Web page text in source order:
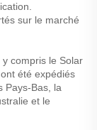
sur le marché
compris le Solar
été expédiés
Pays-Bas, la
et le